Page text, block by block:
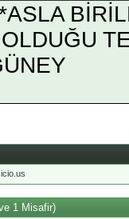
1 Misafir)